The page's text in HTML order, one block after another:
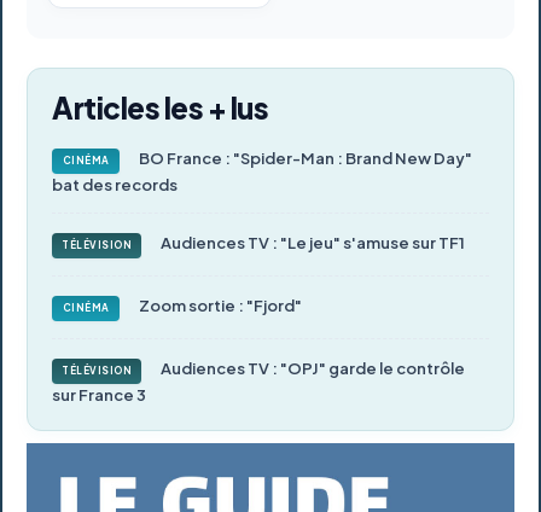
Articles les + lus
CINÉMA
BO France : "Spider-Man : Brand New Day"
bat des records
TÉLÉVISION Audiences TV : "Le jeu" s'amuse sur TF1
CINÉMA Zoom sortie : "Fjord"
TÉLÉVISION
Audiences TV : "OPJ" garde le contrôle
sur France 3